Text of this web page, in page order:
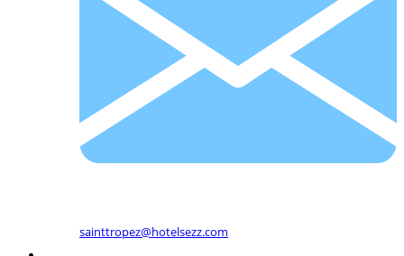
sainttropez@hotelsezz.com